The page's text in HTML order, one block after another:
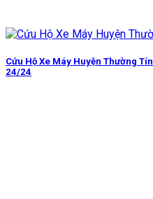
Cứu Hộ Xe Máy Huyện Thường
24/24